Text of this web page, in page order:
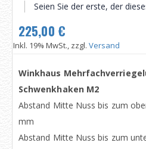
Seien Sie der erste, der
225,00 €
Inkl. 19% MwSt., zzgl. Versand
Winkhaus
Schwenkhaken M2
Abstand Mitte Nuss bis zum
mm
Abstand Mitte Nuss bis zum